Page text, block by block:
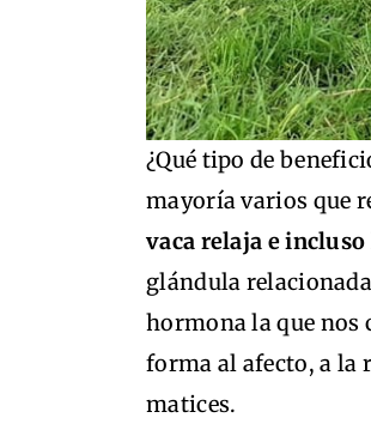
¿Qué tipo de
mayoría varios que
vaca relaja e
glándula
hormona la que nos
forma al afecto, a la
matices.